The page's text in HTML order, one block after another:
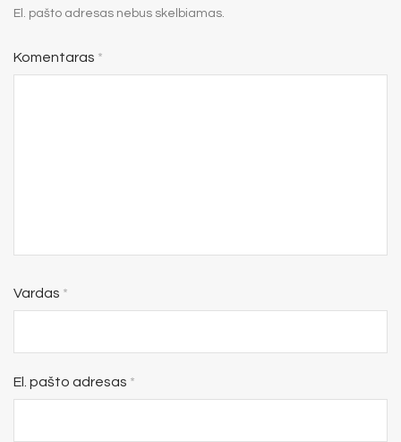
El. pašto adresas nebus skelbiamas.
Komentaras *
Vardas *
El. pašto adresas *